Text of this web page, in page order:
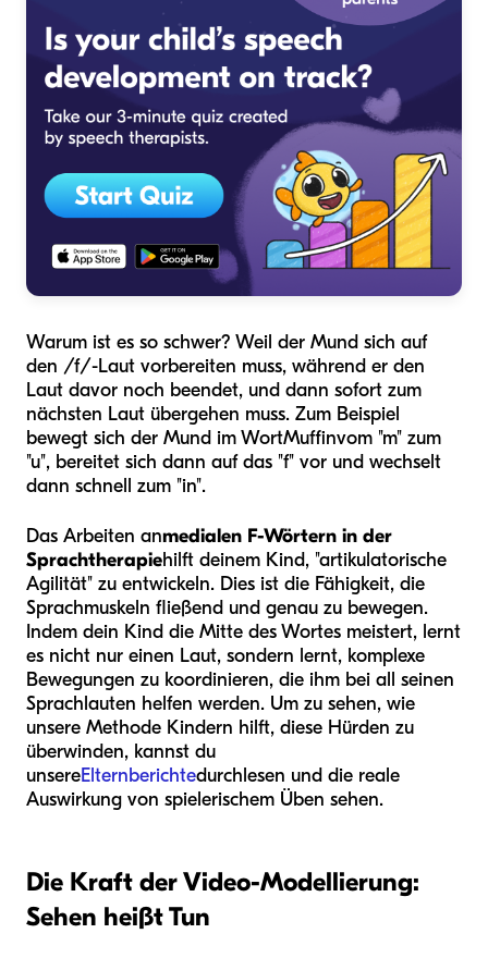
Warum ist es so schwer? Weil der Mund sich auf
den /f/-Laut vorbereiten muss, während er den
Laut davor noch beendet, und dann sofort zum
nächsten Laut übergehen muss. Zum Beispiel
bewegt sich der Mund im WortMuffinvom "m" zum
"u", bereitet sich dann auf das "f" vor und wechselt
dann schnell zum "in".
Das Arbeiten anmedialen F-Wörtern in der
Sprachtherapiehilft deinem Kind, "artikulatorische
Agilität" zu entwickeln. Dies ist die Fähigkeit, die
Sprachmuskeln fließend und genau zu bewegen.
Indem dein Kind die Mitte des Wortes meistert, lernt
es nicht nur einen Laut, sondern lernt, komplexe
Bewegungen zu koordinieren, die ihm bei all seinen
Sprachlauten helfen werden. Um zu sehen, wie
unsere Methode Kindern hilft, diese Hürden zu
überwinden, kannst du
unsereElternberichtedurchlesen und die reale
Auswirkung von spielerischem Üben sehen.
Die Kraft der Video-Modellierung:
Sehen heißt Tun